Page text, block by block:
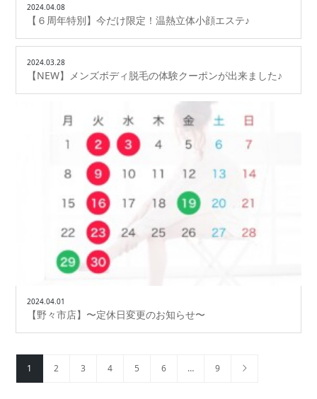
2024.04.08
【６周年特別】今だけ限定！温熱立体小顔エステ♪
2024.03.28
【NEW】メンズボディ脱毛の体験クーポンが出来ました♪
2024.04.01
【野々市店】〜定休日変更のお知らせ〜
1 2 3 4 5 6 … 9